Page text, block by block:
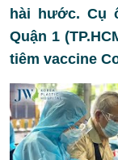
hài hước. Cụ
Quận 1
tiêm vaccine